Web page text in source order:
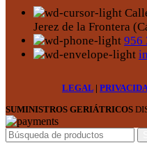
Jerez de la Frontera
956
LEGAL |
SUMINISTROS GERIÁTRICOS